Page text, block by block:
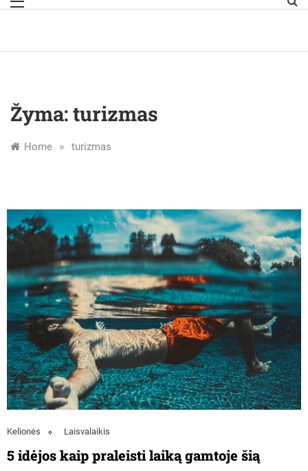
Žyma:turizmas
Home » turizmas
Kelionės Laisvalaikis
5 idėjos kaip praleisti laiką gamtoje šią